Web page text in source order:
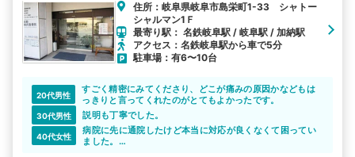
住所：岐阜県岐阜市島栄町1-33 シャトー
シャルマン1Ｆ
最寄り駅： 名鉄岐阜駅 / 岐阜駅 / 加納駅
アクセス：名鉄岐阜駅から車で5分
駐車場：有6〜10台
20代男性
すごく精密にみてくださり、どこが痛みの原因かなどもは
っきりと言ってくれたのがとてもよかったです。
30代男性 説明も丁寧でした。
40代女性
病院に先に通院したけど本当に対応が良くなくて困ってい
ました。